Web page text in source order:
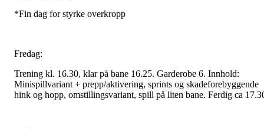
*Fin dag for styrke overkropp
Fredag:
Trening kl. 16.30, klar på bane 16.25. Garderobe 6. Innhold:
Minispillvariant + prepp/aktivering, sprints og skadeforebyggende
hink og hopp, omstillingsvariant, spill på liten bane. Ferdig ca